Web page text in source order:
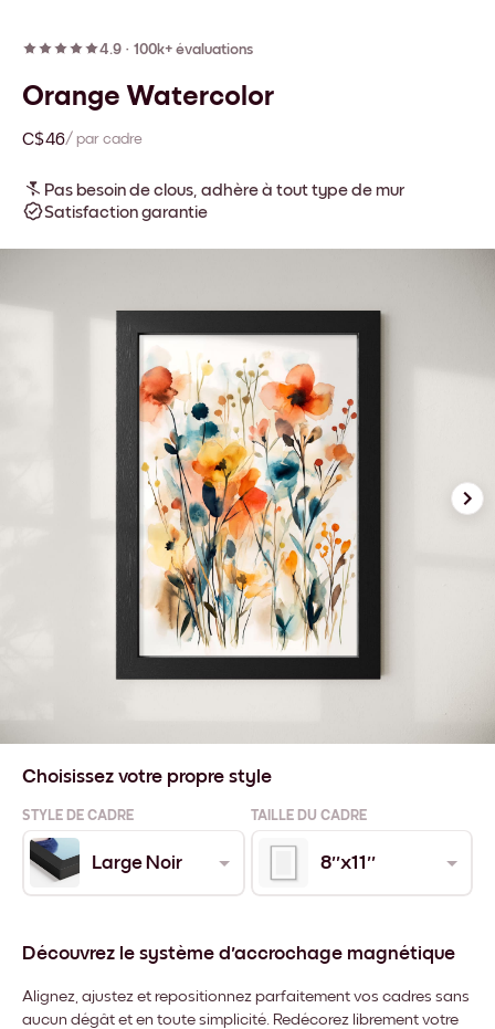
4.9 · 100k+ évaluations
Orange Watercolor
C$46/ par cadre
Pas besoin de clous, adhère à tout type de mur
Satisfaction garantie
Choisissez votre propre style
STYLE DE CADRE TAILLE DU CADRE
Large Noir 8''x11''
Découvrez le système d'accrochage magnétique
Alignez, ajustez et repositionnez parfaitement vos cadres sans
aucun dégât et en toute simplicité. Redécorez librement votre